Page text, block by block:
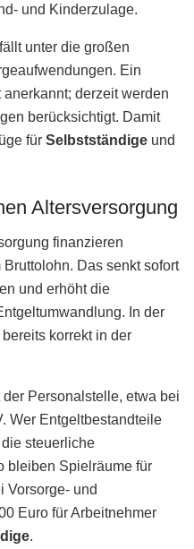
und Kinderzulage.
unter die großen
Ein
derzeit werden
berücksichtigt. Damit
für Selbstständige und
Altersversorgung
finanzieren
Das senkt sofort
und erhöht die
In der
korrekt in der
Personalstelle, etwa bei
Wer Entgeltbestandteile
steuerliche
bleiben Spielräume für
Vorsorge- und
Euro für Arbeitnehmer
.